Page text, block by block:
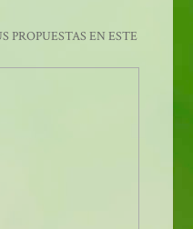
PROPUESTAS EN ESTE